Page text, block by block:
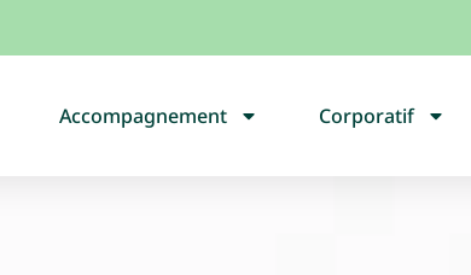
Accompagnement Corporatif